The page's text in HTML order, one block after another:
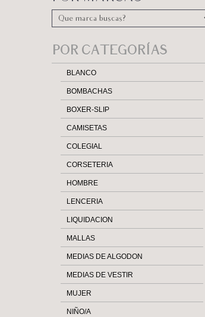
Casa Ari>
POR CATEGORÍAS
BLANCO
BOMBACHAS
BOXER-SLIP
CAMISETAS
COLEGIAL
CORSETERIA
HOMBRE
LENCERIA
LIQUIDACION
MALLAS
MEDIAS DE ALGODON
MEDIAS DE VESTIR
MUJER
NIÑO/A